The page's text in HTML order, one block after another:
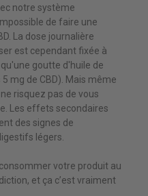
notre système
de faire une
La dose journalière
est cependant fixée à
goutte d'huile de
mg de CBD). Mais même
risquez pas de vous
Les effets secondaires
des signes de
légers.
votre produit au
et ça c’est vraiment